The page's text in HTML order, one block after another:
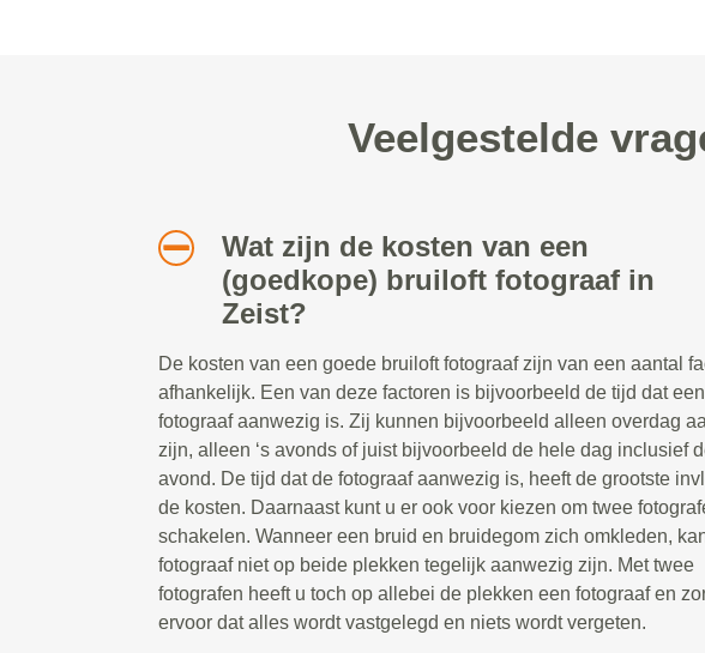
Veelgestelde
Wat zijn de kosten van een
(goedkope) bruiloft fotograaf in
Zeist?
De kosten van een goede bruiloft fotograaf zijn van een aantal
afhankelijk. Een van deze factoren is bijvoorbeeld de tijd dat een
fotograaf aanwezig is. Zij kunnen bijvoorbeeld alleen overdag
zijn, alleen ‘s avonds of juist bijvoorbeeld de hele dag inclusief
avond. De tijd dat de fotograaf aanwezig is, heeft de grootste
de kosten. Daarnaast kunt u er ook voor kiezen om twee
schakelen. Wanneer een bruid en bruidegom zich omkleden,
fotograaf niet op beide plekken tegelijk aanwezig zijn. Met twee
fotografen heeft u toch op allebei de plekken een fotograaf en
ervoor dat alles wordt vastgelegd en niets wordt vergeten.